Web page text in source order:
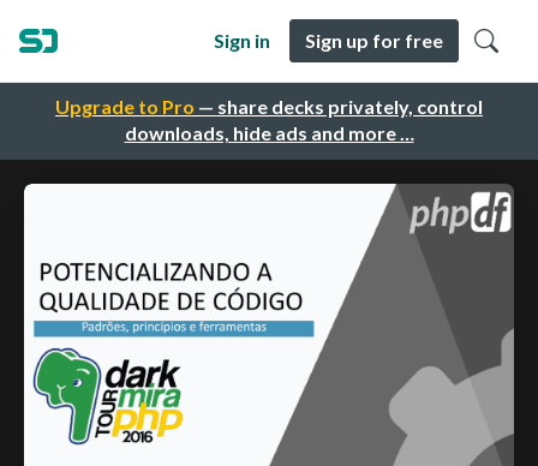
Upgrade to Pro — share decks privately, control
downloads, hide ads and more …
Sign in Sign up for free